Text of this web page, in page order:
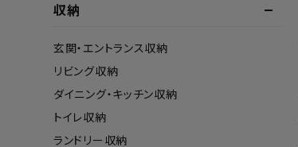
収納
玄関・エントランス収納
リビング収納
ダイニング・キッチン収納
トイレ収納
ランドリー収納